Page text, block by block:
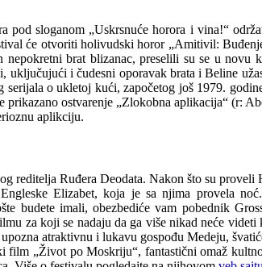
sloganom „Uskrsnuće horora i vina!“
će otvoriti holivudski horor „Amitivil:
brat blizanac, preselili su se u
i čudesni oporavak brata i Beline
o ukletoj kući, započetog još 1979.
ostvarenje „Zlokobna aplikacija“ (r:
aplikciju.
reditelja Ruđera Deodata. Nakon što su
Elizabet, koja je sa njima provela
budete imali, obezbediće vam pobednik
za koji se nadaju da ga više nikad neće
atraktivnu i lukavu gospođu Medeju,
film „Život po Moskriju“, fantastični omaž